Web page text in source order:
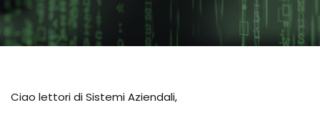
Ciao lettori di Sistemi Aziendali,